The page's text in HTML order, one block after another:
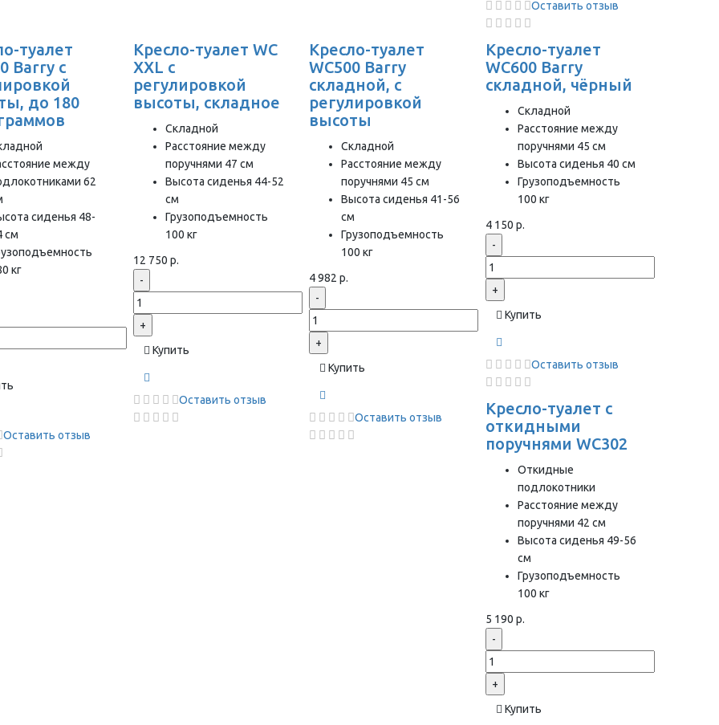
Оставить отзыв
туалет
Barry с
до 180
между
62
сиденья 48-
см
кг
Оставить отзыв
Кресло-туалет WC
XXL с
регулировкой
высоты, складное
Складной
Расстояние между
поручнями 47 см
Высота сиденья 44-52
см
Грузоподъемность
100 кг
12 750 р.
-
+
Купить
Оставить отзыв
Кресло-туалет
WC500 Barry
складной, с
регулировкой
высоты
Складной
Расстояние между
поручнями 45 см
Высота сиденья 41-56
см
Грузоподъемность
100 кг
4 982 р.
-
+
Купить
Оставить отзыв
Кресло-туалет
WC600 Barry
складной, чёрный
Складной
Расстояние между
поручнями 45 см
Высота сиденья 40 см
Грузоподъемность
100 кг
4 150 р.
-
+
Купить
Оставить отзыв
Кресло-туалет с
откидными
поручнями WC302
Откидные
подлокотники
Расстояние между
поручнями 42 см
Высота сиденья 49-56
см
Грузоподъемность
100 кг
5 190 р.
-
+
Купить